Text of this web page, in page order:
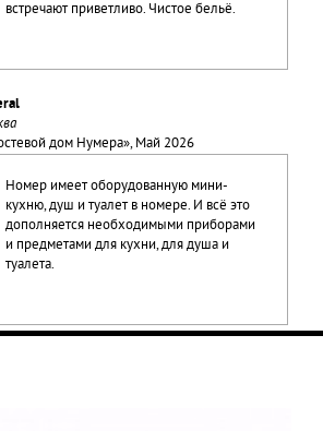
встречают приветливо. Чистое бельё.
дом Нумера», Май 2026
Номер имеет оборудованную мини-
кухню, душ и туалет в номере. И всё это
дополняется необходимыми приборами
и предметами для кухни, для душа и
туалета.